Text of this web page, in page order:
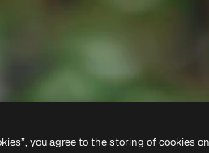
you agree to the storing of cookies